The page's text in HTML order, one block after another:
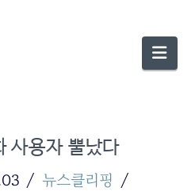
사용자 뿔났다
뉴스클리핑